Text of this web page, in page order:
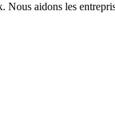
aidons les